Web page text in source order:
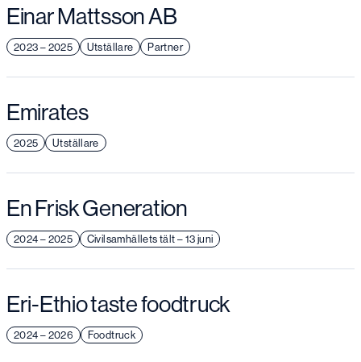
Einar Mattsson AB
2023 – 2025 Utställare Partner
Emirates
2025 Utställare
En Frisk Generation
2024 – 2025 Civilsamhällets tält – 13 juni
Eri-Ethio taste foodtruck
2024 – 2026 Foodtruck